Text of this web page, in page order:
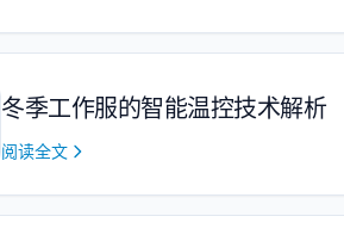
冬季工作服的智能温控技术解析
阅读全文